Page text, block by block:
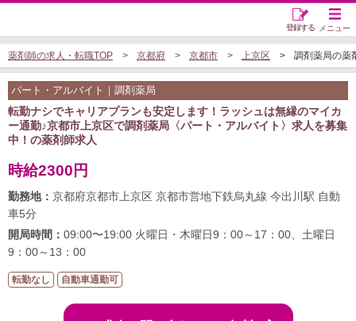
メニュー
登録する
薬剤師の求人・転職TOP 京都府 京都市 上京区 調剤薬局の薬
パート・アルバイト｜調剤薬局
転勤ナシでキャリアプランも安定します！ラッシュは無縁のマイカ
ー通勤♪京都市上京区で調剤薬局〈パート・アルバイト〉求人を募集
中！の薬剤師求人
時給2300円
勤務地： 京都府京都市上京区 京都市営地下鉄烏丸線 今出川駅 自動
車5分
開局時間： 09:00〜19:00 火曜日・木曜日9：00～17：00、土曜日
9：00～13：00
転勤なし 自動車通勤可